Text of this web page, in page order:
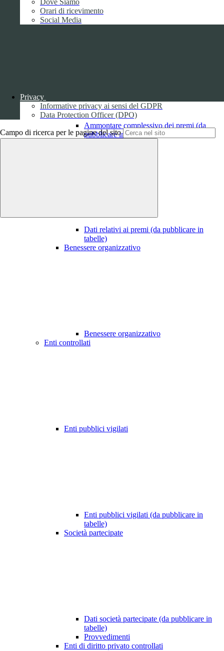
Dove Siamo
Orari di ricevimento
Social Media
Privacy
Informative privacy ai sensi del GDPR
Data Protection Officer (DPO)
Campo di ricerca per le pagine del sito
Ammontare complessivo dei premi (da
pubblicare in tabelle) 1
Dati relativi ai premi (da pubblicare in
tabelle)
Benessere organizzativo
Benessere organizzativo
Enti controllati
Enti pubblici vigilati
Enti pubblici vigilati (da pubblicare in
tabelle)
Società partecipate
Dati società partecipate (da pubblicare in
tabelle)
Provvedimenti
Enti di diritto privato controllati